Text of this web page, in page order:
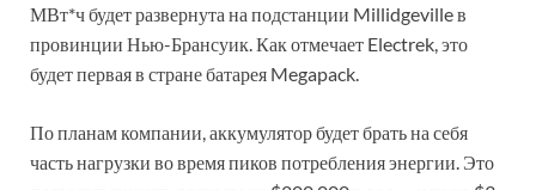
МВт*ч будет развернута на подстанции Millidgeville в
провинции Нью-Брансуик. Как отмечает Electrek, это
будет первая в стране батарея Megapack.
По планам компании, аккумулятор будет брать на себя
часть нагрузки во время пиков потребления энергии. Это